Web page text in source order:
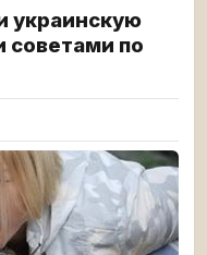
украинскую
советами по